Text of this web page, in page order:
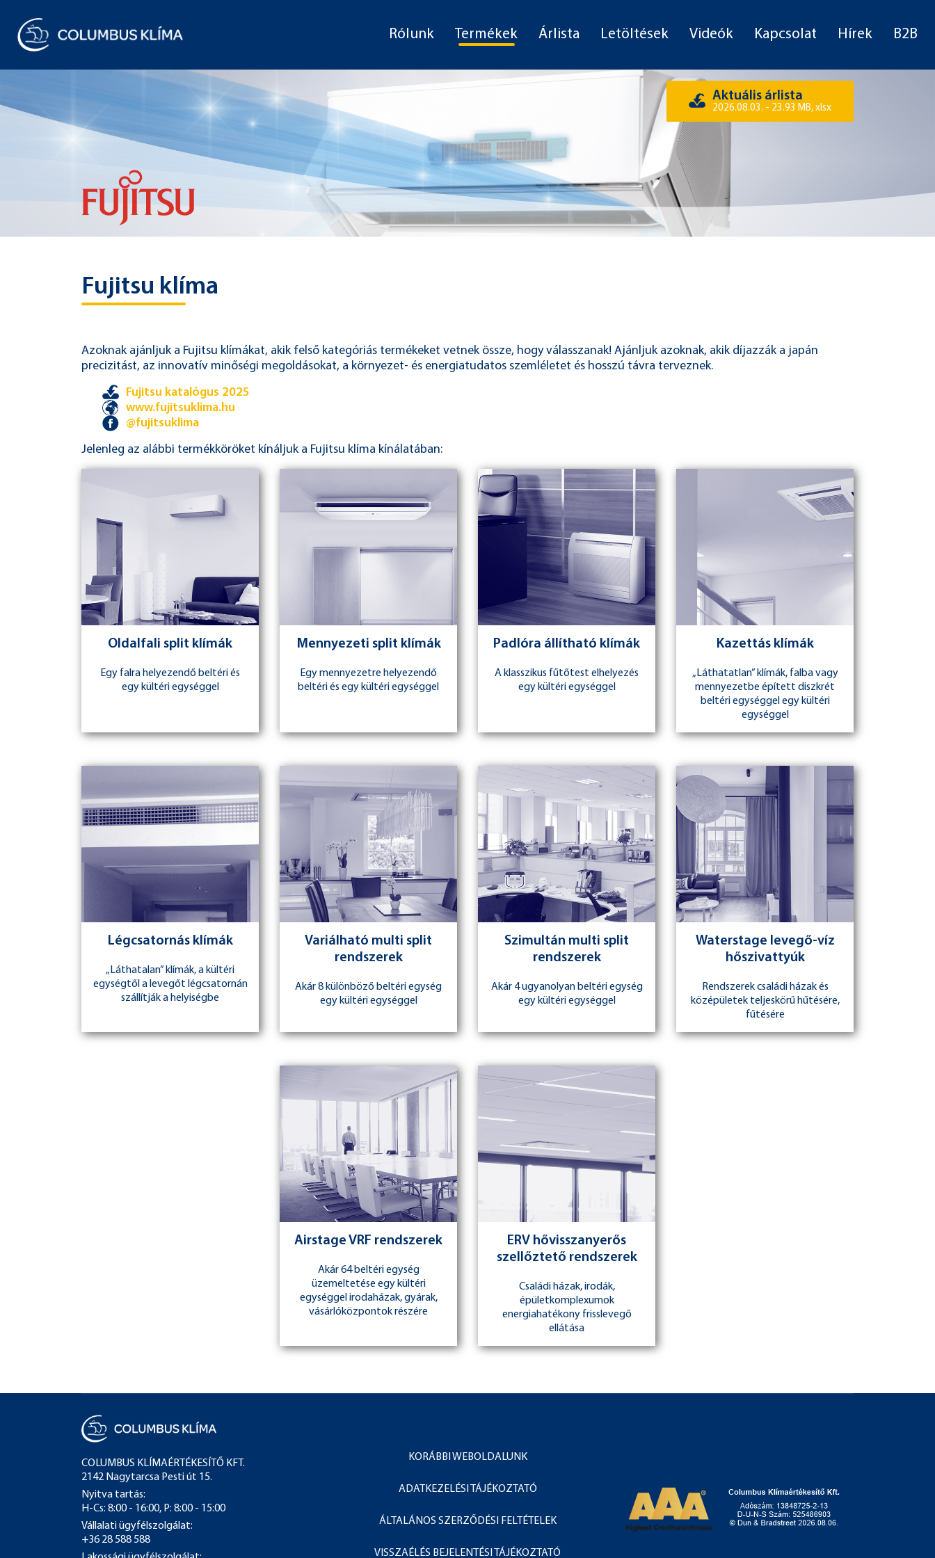
Rólunk Termékek Árlista Letöltések Videók Kapcsolat Hírek B2B
Aktuális árlista
2026.08.03. - 23.93 MB, xlsx
Fujitsu klíma
Azoknak ajánljuk a Fujitsu klímákat, akik felső kategóriás termékeket vetnek össze, hogy válasszanak! Ajánljuk azoknak, akik díjazzák a japán
precizitást, az innovatív minőségi megoldásokat, a környezet- és energiatudatos szemléletet és hosszú távra terveznek.
Fujitsu katalógus 2025
www.fujitsuklima.hu
@fujitsuklima
Jelenleg az alábbi termékköröket kínáljuk a Fujitsu klíma kínálatában:
Oldalfali split klímák
Egy falra helyezendő beltéri és
egy kültéri egységgel
Mennyezeti split klímák
Egy mennyezetre helyezendő
beltéri és egy kültéri egységgel
Padlóra állítható klímák
A klasszikus fűtőtest elhelyezés
egy kültéri egységgel
Kazettás klímák
„Láthatatlan” klímák, falba vagy
mennyezetbe épített diszkrét
beltéri egységgel egy kültéri
egységgel
Légcsatornás klímák
„Láthatalan” klímák, a kültéri
egységtől a levegőt légcsatornán
szállítják a helyiségbe
Variálható multi split
rendszerek
Akár 8 különböző beltéri egység
egy kültéri egységgel
Szimultán multi split
rendszerek
Akár 4 ugyanolyan beltéri egység
egy kültéri egységgel
Waterstage levegő-víz
hőszivattyúk
Rendszerek családi házak és
középületek teljeskörű hűtésére,
fűtésére
Airstage VRF rendszerek
Akár 64 beltéri egység
üzemeltetése egy kültéri
egységgel irodaházak, gyárak,
vásárlóközpontok részére
ERV hővisszanyerős
szellőztető rendszerek
Családi házak, irodák,
épületkomplexumok
energiahatékony frisslevegő
ellátása
KORÁBBI WEBOLDALUNK
ADATKEZELÉSI TÁJÉKOZTATÓ
ÁLTALÁNOS SZERZŐDÉSI FELTÉTELEK
VISSZAÉLÉS BEJELENTÉSI TÁJÉKOZTATÓ
COLUMBUS KLÍMAÉRTÉKESÍTŐ KFT.
2142 Nagytarcsa Pesti út 15.
Nyitva tartás:
H-Cs: 8:00 - 16:00, P: 8:00 - 15:00
Vállalati ügyfélszolgálat:
+36 28 588 588